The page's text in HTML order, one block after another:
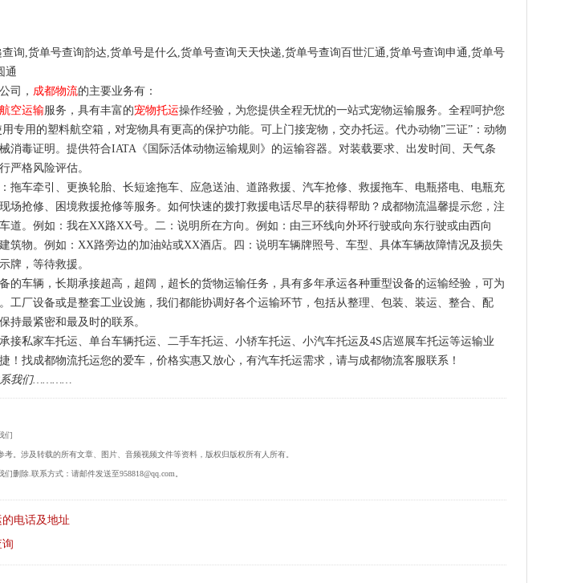
询,货单号查询韵达,货单号是什么,货单号查询天天快递,货单号查询百世汇通,货单号查询申通,货单号
通
司， 成都物流的主要业务有：
航空运输 服务，具有丰富的宠物托运操作经验，为您提供全程无忧的一站式宠物运输服务。全程呵护您
专用的塑料航空箱，对宠物具有更高的保护功能。可上门接宠物，交办托运。代办动物”三证”：动物
消毒证明。提供符合IATA《国际活体动物运输规则》的运输容器。对装载要求、出发时间、天气条
严格风险评估。
车牵引、更换轮胎、长短途拖车、应急送油、道路救援、汽车抢修、救援拖车、电瓶搭电、电瓶充
场抢修、困境救援抢修等服务。如何快速的拨打救援电话尽早的获得帮助？成都物流温馨提示您，注
道。例如：我在XX路XX号。二：说明所在方向。例如：由三环线向外环行驶或向东行驶或由西向
筑物。例如：XX路旁边的加油站或XX酒店。四：说明车辆牌照号、车型、具体车辆故障情况及损失
牌，等待救援。
的车辆，长期承接超高，超阔，超长的货物运输任务，具有多年承运各种重型设备的运输经验，可为
工厂设备或是整套工业设施，我们都能协调好各个运输环节，包括从整理、包装、装运、整合、配
持最紧密和最及时的联系。
接私家车托运、单台车辆托运、二手车托运、小轿车托运、小汽车托运及4S店巡展车托运等运输业
！找成都物流托运您的爱车，价格实惠又放心，有汽车托运需求，请与成都物流客服联系！
系我们…………
们
。涉及转载的所有文章、图片、音频视频文件等资料，版权归版权所有人所有。
删除.联系方式：请邮件发送至958818@qq.com。
电话及地址